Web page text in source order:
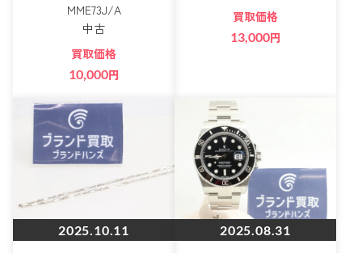
MME73J/A
中古
買取価格
10,000円
買取価格
13,000円
2025.10.11 2025.08.31